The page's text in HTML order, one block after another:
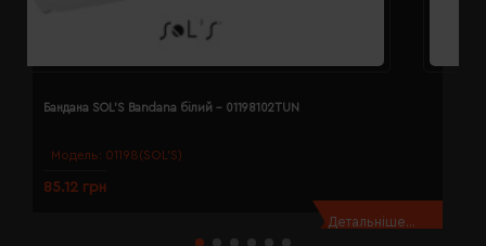
Модель: 01198(SOL’S)
Бандана SOL'S Bandana білий - 01198102TUN
85.12 грн
Детальніше...